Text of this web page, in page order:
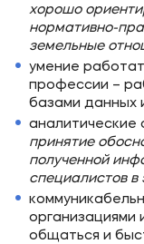
хорошо
нормативно-
земельные
умение
профессии –
базами данных
аналитические
принятие
полученной
специалистов в
организациями
общаться и